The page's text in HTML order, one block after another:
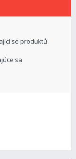
se produktů
sa